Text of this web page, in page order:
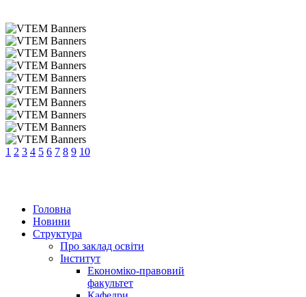
1 2 3 4 5 6 7 8 9 10
Головна
Новини
Структура
Про заклад освіти
Інститут
Економіко-правовий
факультет